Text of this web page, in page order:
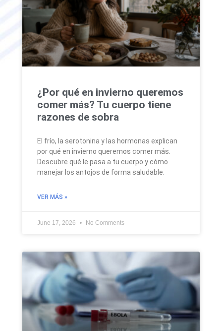
¿Por qué en invierno queremos
comer más? Tu cuerpo tiene
razones de sobra
El frío, la serotonina y las hormonas explican
por qué en invierno queremos comer más.
Descubre qué le pasa a tu cuerpo y cómo
manejar los antojos de forma saludable.
VER MÁS »
June 17, 2026 No Comments